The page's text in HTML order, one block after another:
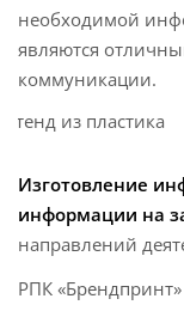
необходимой
являются
коммуникации.
Изготовление
информации на
направлений
РПК